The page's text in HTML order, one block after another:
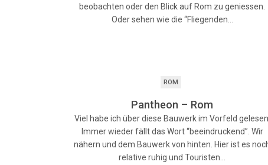
beobachten oder den Blick auf Rom zu geniessen.
Oder sehen wie die “Fliegenden…
ROM
Pantheon – Rom
Viel habe ich über diese Bauwerk im Vorfeld gelesen.
Immer wieder fällt das Wort “beeindruckend”. Wir
nähern und dem Bauwerk von hinten. Hier ist es
relative ruhig und Touristen…